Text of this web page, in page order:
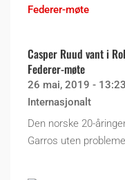
Casper Ruud vant i
Federer-møte
26 mai, 2019 - 13:23
Internasjonalt
Den norske 20-
Garros uten